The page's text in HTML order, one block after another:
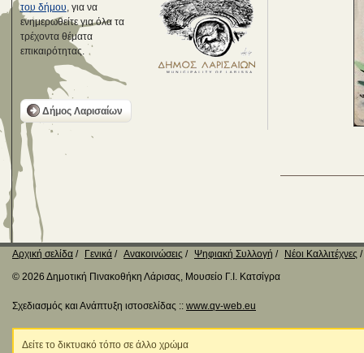
του δήμου, για να
ενημερωθείτε για όλα τα
τρέχοντα θέματα
επικαιρότητας.
Δήμος Λαρισαίων
Αρχική σελίδα Γενικά Ανακοινώσεις Ψηφιακή Συλλογή
Νέοι Καλλιτέχνες
© 2026 Δημοτική Πινακοθήκη Λάρισας, Μουσείο Γ.Ι. Κατσίγρα
Σχεδιασμός και Ανάπτυξη ιστοσελίδας :: www.qv-web.eu
Δείτε το δικτυακό τόπο σε άλλο χρώμα